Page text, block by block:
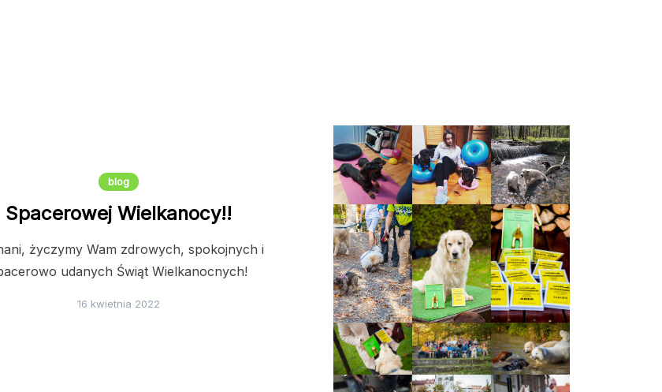
blog
Spacerowej Wielkanocy!!
życzymy Wam zdrowych, spokojnych i
udanych Świąt Wielkanocnych!
16 kwietnia 2022